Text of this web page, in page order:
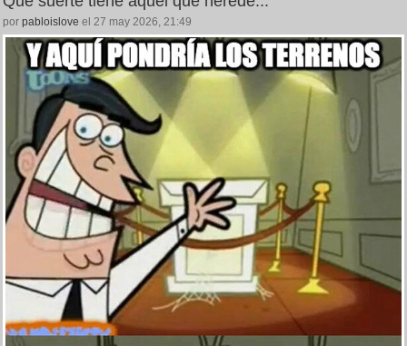
por pabloislove el 27 may 2026, 21:49